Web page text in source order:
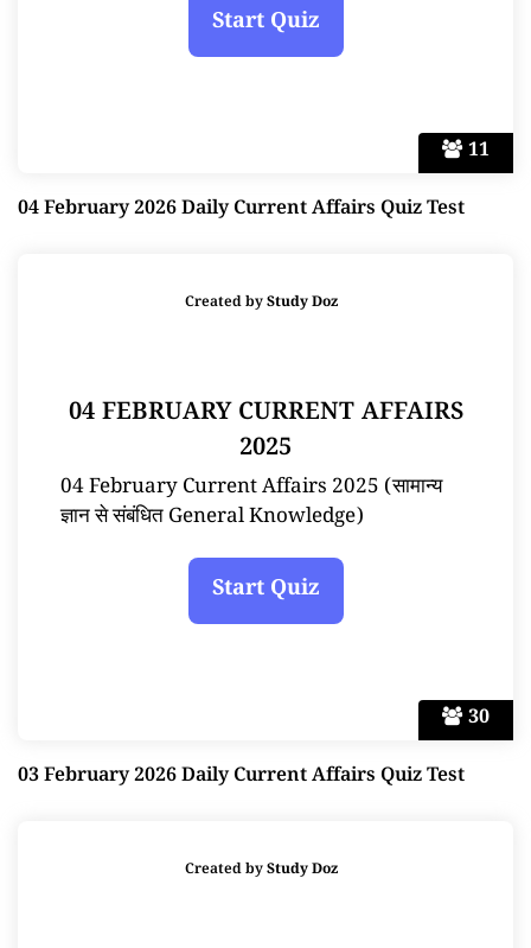
11
04 February 2026 Daily Current Affairs Quiz Test
30
Created byStudy Doz
04 FEBRUARY CURRENT AFFAIRS
2025
04 February Current Affairs 2025 (सामान्य
ज्ञान से संबंधित General Knowledge)
03 February 2026 Daily Current Affairs Quiz Test
Created byStudy Doz